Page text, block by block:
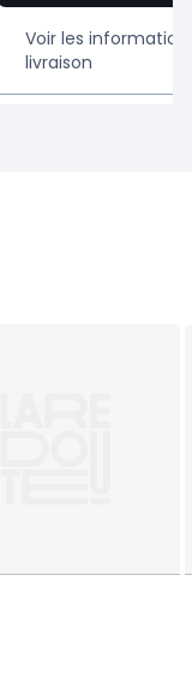
Voir les
livraison